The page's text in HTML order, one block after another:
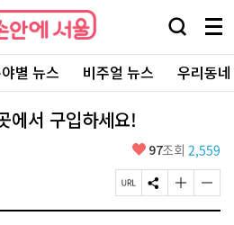
검
창
열
기
메
뉴
전
체
보
별 뉴스 비주얼 뉴스 우리동
에서 구입하세요!
좋
요
97조회 2,559
페
이
S
N
글
자
글
자